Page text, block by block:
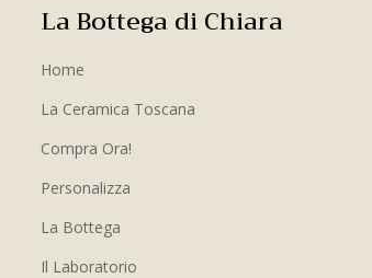
La Bottega di Chiara
Home
La Ceramica Toscana
Compra Ora!
Personalizza
La Bottega
Il Laboratorio